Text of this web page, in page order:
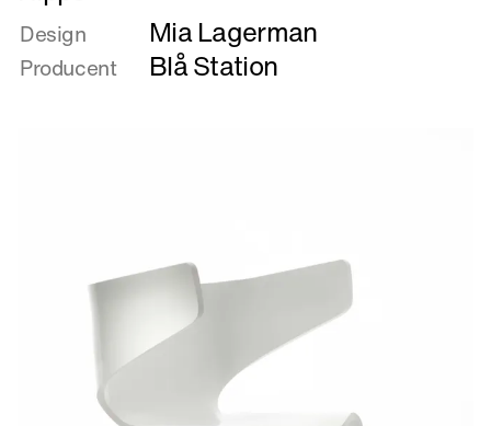
om
Hippo
Design Mia Lagerman
Producent Blå Station